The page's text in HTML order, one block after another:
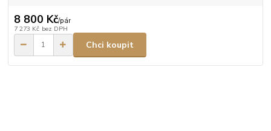
8 800 Kč/pár
7 273 Kč bez DPH
Chci koupit